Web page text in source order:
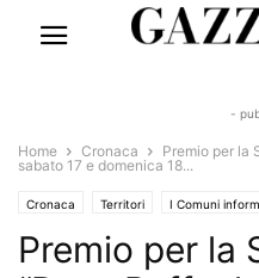
-
Home Cronaca
Premio per la
sabato 17 e domenica 18...
Cronaca Territori I Comuni
Premio per la